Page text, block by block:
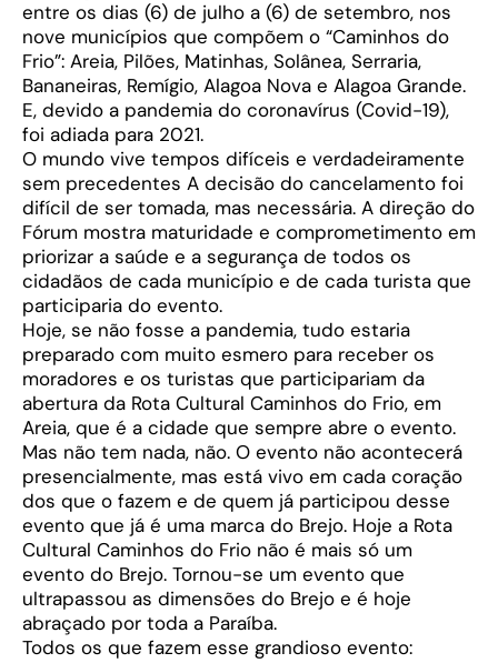
entre os dias (6) de julho a (6) de setembro, nos
nove municípios que compõem o “Caminhos do
Frio”: Areia, Pilões, Matinhas, Solânea, Serraria,
Bananeiras, Remígio, Alagoa Nova e Alagoa Grande.
E, devido a pandemia do coronavírus (Covid-19),
foi adiada para 2021.
O mundo vive tempos difíceis e verdadeiramente
sem precedentes A decisão do cancelamento foi
difícil de ser tomada, mas necessária. A direção do
Fórum mostra maturidade e comprometimento em
priorizar a saúde e a segurança de todos os
cidadãos de cada município e de cada turista que
participaria do evento.
Hoje, se não fosse a pandemia, tudo estaria
preparado com muito esmero para receber os
moradores e os turistas que participariam da
abertura da Rota Cultural Caminhos do Frio, em
Areia, que é a cidade que sempre abre o evento.
Mas não tem nada, não. O evento não acontecerá
presencialmente, mas está vivo em cada coração
dos que o fazem e de quem já participou desse
evento que já é uma marca do Brejo. Hoje a Rota
Cultural Caminhos do Frio não é mais só um
evento do Brejo. Tornou-se um evento que
ultrapassou as dimensões do Brejo e é hoje
abraçado por toda a Paraíba.
Todos os que fazem esse grandioso evento: